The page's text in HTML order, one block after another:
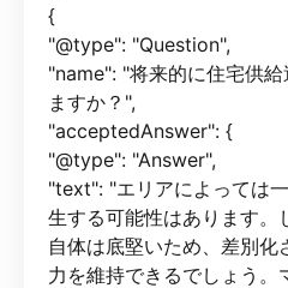
{
"@type": "Question",
"name": "将来的に住宅供
ますか？",
"acceptedAnswer": {
"@type": "Answer",
"text": "エリアによっては
生する可能性はあります。
自体は底堅いため、差別
力を維持できるでしょう。